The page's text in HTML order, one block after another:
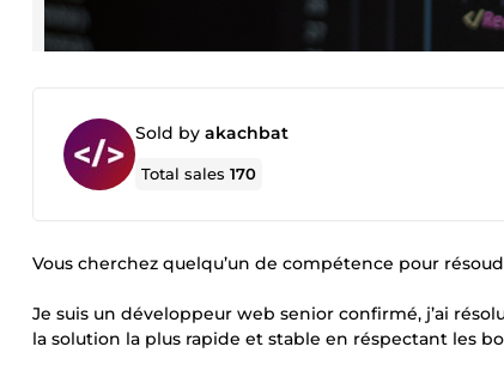
Sold by akachbat
Total sales170
Vous cherchez quelqu’un de compétence pour
Je suis un développeur web senior confirmé, j’ai
la solution la plus rapide et stable en réspectant les